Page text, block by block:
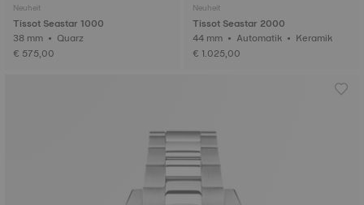
Neuheit
Tissot Seastar 1000
38 mm • Quarz
€ 575,00
Neuheit
Tissot Seastar 2000
44 mm • Automatik • Keramik
€ 1.025,00